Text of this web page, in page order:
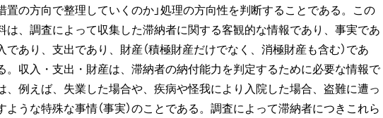
の方向で整理していくのか」処理の方向性を判断することである。この
は、調査によって収集した滞納者に関する客観的な情報であり、事実であ
あり、支出であり、財産（積極財産だけでなく、消極財産も含む）であ
。収入・支出・財産は、滞納者の納付能力を判定するために必要な情報で
、例えば、失業した場合や、疾病や怪我により入院した場合、盗難に遭っ
うな特殊な事情（事実）のことである。調査によって滞納者につきこれら